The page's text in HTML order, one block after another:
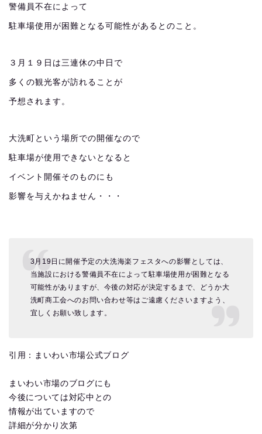
警備員不在によって
駐車場使用が困難となる可能性があるとのこと。
３月１９日は三連休の中日で
多くの観光客が訪れることが
予想されます。
大洗町という場所での開催なので
駐車場が使用できないとなると
イベント開催そのものにも
影響を与えかねません・・・
3月19日に開催予定の大洗海楽フェスタへの影響としては、
当施設における警備員不在によって駐車場使用が困難となる
可能性がありますが、今後の対応が決定するまで、どうか大
洗町商工会へのお問い合わせ等はご遠慮くださいますよう、
宜しくお願い致します。
引用：まいわい市場公式ブログ
まいわい市場のブログにも
今後については対応中との
情報が出ていますので
詳細が分かり次第